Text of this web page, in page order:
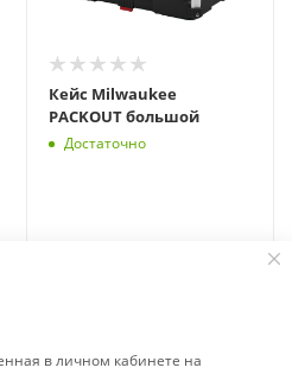
Кейс Milwaukee
PACKOUT большой
Достаточно
в личном кабинете на